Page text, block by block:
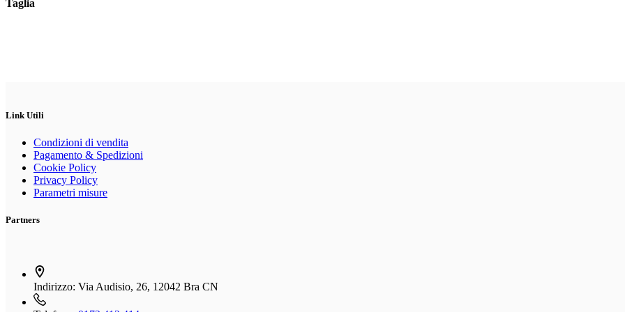
Taglia
Link Utili
Condizioni di vendita
Pagamento & Spedizioni
Cookie Policy
Privacy Policy
Parametri misure
Partners
Indirizzo: Via Audisio, 26, 12042 Bra CN